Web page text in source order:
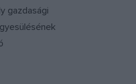
gazdasági